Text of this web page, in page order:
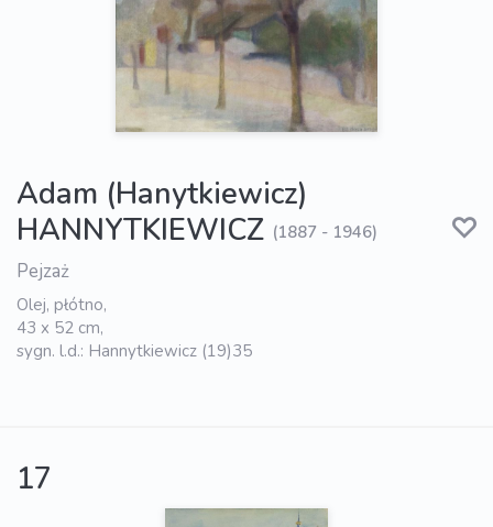
Adam (Hanytkiewicz)
HANNYTKIEWICZ (1887 - 1946)
Pejzaż
Olej, płótno,
43 x 52 cm,
sygn. l.d.: Hannytkiewicz (19)35
17